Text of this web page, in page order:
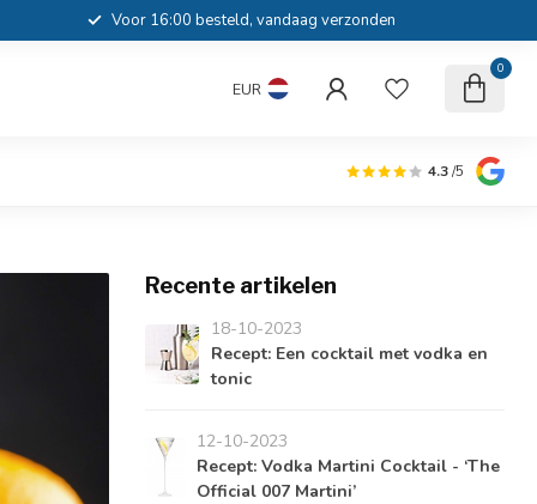
Voor 16:00 besteld, vandaag verzonden
EUR
0
4.3/5
Recente artikelen
18-10-2023
Recept: Een cocktail met vodka en
tonic
12-10-2023
Recept: Vodka Martini Cocktail - ‘The
Official 007 Martini’